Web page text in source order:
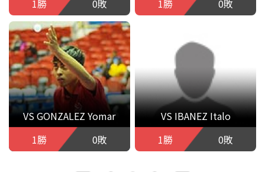
1勝
0敗
1勝
0敗
VS GONZALEZ Yomar
1勝
0敗
VS IBANEZ Italo
1勝
0敗